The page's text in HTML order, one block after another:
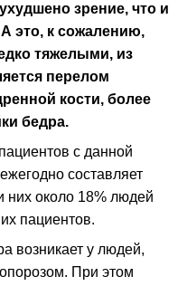
зрение, что и
это, к сожалению,
тяжелыми, из
перелом
кости, более
бедра.
с данной
составляет
них около 18% людей
пациентов.
возникает у людей,
При этом